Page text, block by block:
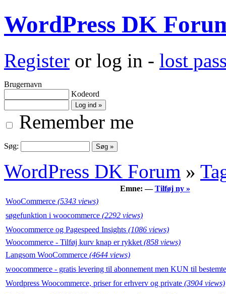
WordPress DK
Register or log in - lost
Brugernavn
Kodeord
Remember me
Søg:
WordPress DK Forum »
Emne: —Tilføj ny »
WooCommerce (5343 views)
søgefunktion i woocommerce (2292 views)
Woocommerce og Pagespeed Insights (1086 views)
Woocommerce - Tilføj kurv knap er rykket (858 views)
Langsom WooCommerce (4644 views)
woocommerce - gratis levering til abonnement men KUN til
Wordpress Woocommerce, priser for erhverv og private (3904 views)